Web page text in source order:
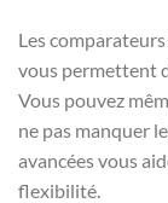
Les
vous permettent
Vous pouvez
ne pas manquer
avancées vous
flexibilité.